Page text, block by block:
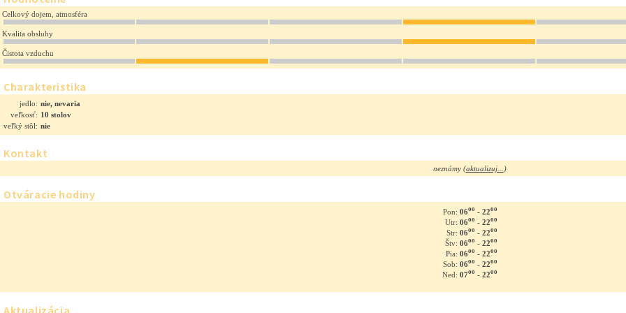
Celkový dojem, atmosféra
Kvalita obsluhy
Čistota vzduchu
Charakteristika
jedlo: nie, nevaria
veľkosť: 10 stolov
veľký stôl: nie
Kontakt
neznámy (aktualizuj... )
Otváracie hodiny
Pon: 06oo- 22oo
Utr: 06oo- 22oo
Str: 06oo- 22oo
Štv: 06oo- 22oo
Pia: 06oo- 22oo
Sob: 06oo- 22oo
Ned: 07oo- 22oo
Aktualizácia